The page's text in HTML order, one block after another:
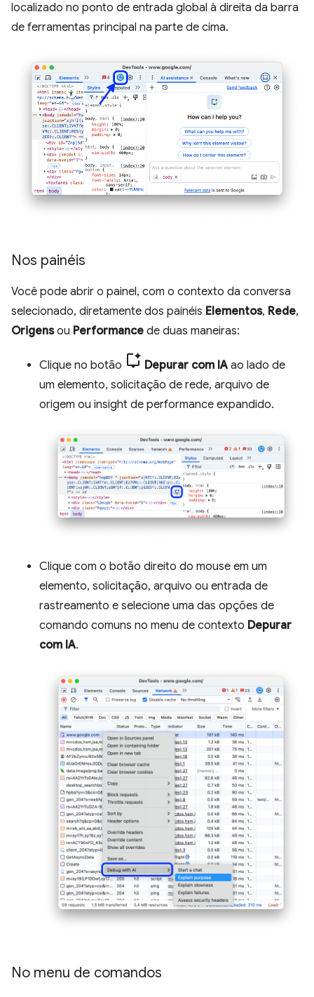
localizado no ponto de entrada global à direita da barra
de ferramentas principal na parte de cima.
Nos painéis
Você pode abrir o painel, com o contexto da conversa
selecionado, diretamente dos painéis Elementos, Rede,
Origensou Performance de duas maneiras:
Clique no botão Depurar com IA ao lado de
um elemento, solicitação de rede, arquivo de
origem ou insight de performance expandido.
Clique com o botão direito do mouse em um
elemento, solicitação, arquivo ou entrada de
rastreamento e selecione uma das opções de
comando comuns no menu de contexto Depurar
com IA.
No menu de comandos